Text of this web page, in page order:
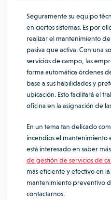
Seguramente su equipo
en ciertos sistemas. Es por
realizar el mantenimiento
pasiva que activa. Con una
servicios de campo, las
forma automática órdenes
base a sus habilidades y
ubicación. Esto facilitará el
oficina en la asignación de
En un tema tan delicado
incendios el mantenimiento
está interesado en saber
de gestión de servicios de
más eficiente y efectivo en
mantenimiento preventivo
contactarnos.